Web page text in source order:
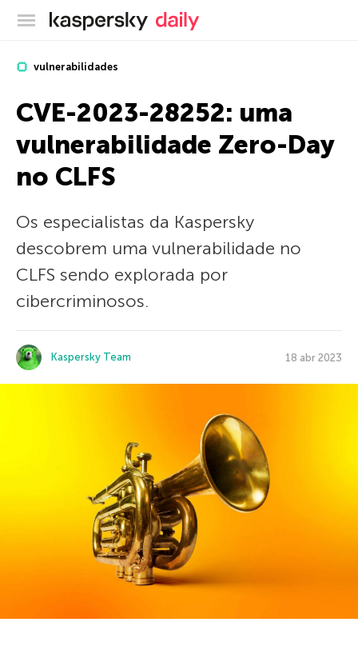
Blog oficial da Kaspersky
vulnerabilidades
CVE-2023-28252: uma
vulnerabilidade Zero-Day
no CLFS
Os especialistas da Kaspersky
descobrem uma vulnerabilidade no
CLFS sendo explorada por
cibercriminosos.
Kaspersky Team 18 abr 2023